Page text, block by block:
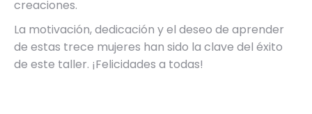
creaciones.
La motivación, dedicación y el deseo de aprender
de estas trece mujeres han sido la clave del éxito
de este taller. ¡Felicidades a todas!